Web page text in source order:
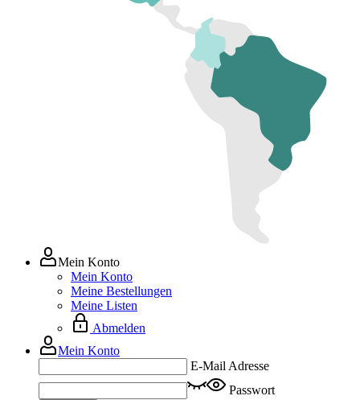
Mein Konto
Mein Konto
Meine Bestellungen
Meine Listen
Abmelden
Mein Konto
E-Mail Adresse
Passwort